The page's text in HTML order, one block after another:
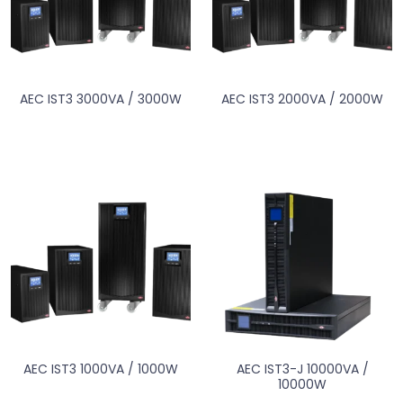
AEC IST3 3000VA / 3000W AEC IST3 2000VA / 2000W
AEC IST3 1000VA / 1000W
AEC IST3-J 10000VA /
10000W